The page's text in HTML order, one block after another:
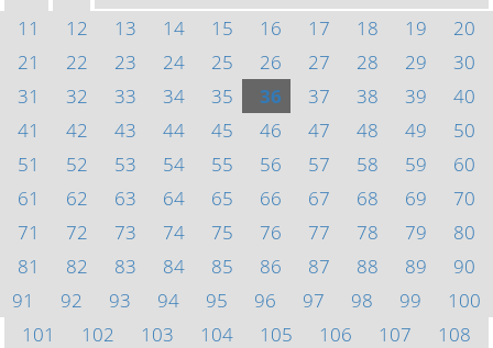
11
12 13 14 15 16 17 18 19
20
21
22 23 24 25 26 27 28 29
30
31
32 33 34 35 36 37 38 39
40
41
42 43 44 45 46 47 48 49
50
51
52 53 54 55 56 57 58 59
60
61
62 63 64 65 66 67 68 69
70
71
72 73 74 75 76 77 78 79
80
81
82 83 84 85 86 87 88 89
90
91
92 93 94 95 96 97 98 99
100
101
102 103 104 105 106 107
108